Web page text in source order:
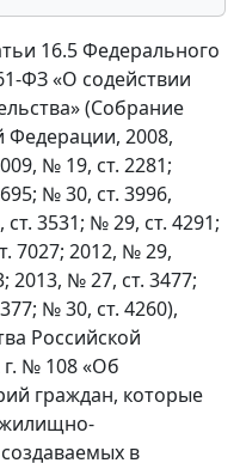
16.5 Федерального
ФЗ «О содействии
(Собрание
Федерации, 2008,
№ 19, ст. 2281;
№ 30, ст. 3996,
3531; № 29, ст. 4291;
7027; 2012, № 29,
2013, № 27, ст. 3477;
№ 30, ст. 4260),
Российской
№ 108 «Об
граждан, которые
в